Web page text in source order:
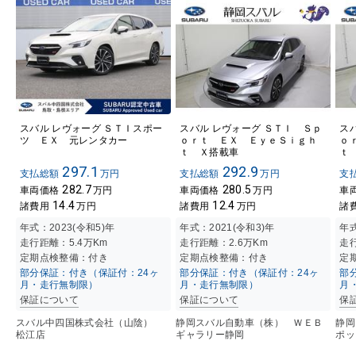
スバル レヴォーグ ＳＴＩスポー
ツ ＥＸ 元レンタカー
支払総額 297.1 万円
車両価格 282.7万円
諸費用 14.4万円
年式：2023(令和5)年
走行距離： 5.4万Km
定期点検整備：付き
部分保証：付き（保証付：24ヶ
月・走行無制限）
保証について
スバル中四国株式会社（山陰）
松江店
スバル レヴォーグ ＳＴＩ Ｓｐ
ｏｒｔ ＥＸ ＥｙｅＳｉｇｈ
ｔ Ｘ搭載車
支払総額 292.9 万円
車両価格 280.5 万円
諸費用 12.4 万円
年式：2021(令和3)年
走行距離： 2.6万Km
定期点検整備：付き
部分保証：付き（保証付：24ヶ
月・走行無制限）
保証について
静岡スバル自動車（株） ＷＥＢ
ギャラリー静岡
ス
ｏ
ｔ
支
車
諸
年
走
定
部
月
保
静
ポ